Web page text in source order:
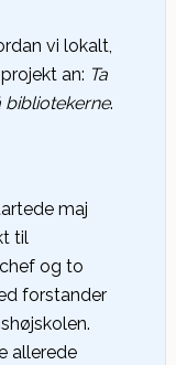
vi lokalt,
an: Ta
bibliotekerne.
maj
til
og to
forstander
allerede